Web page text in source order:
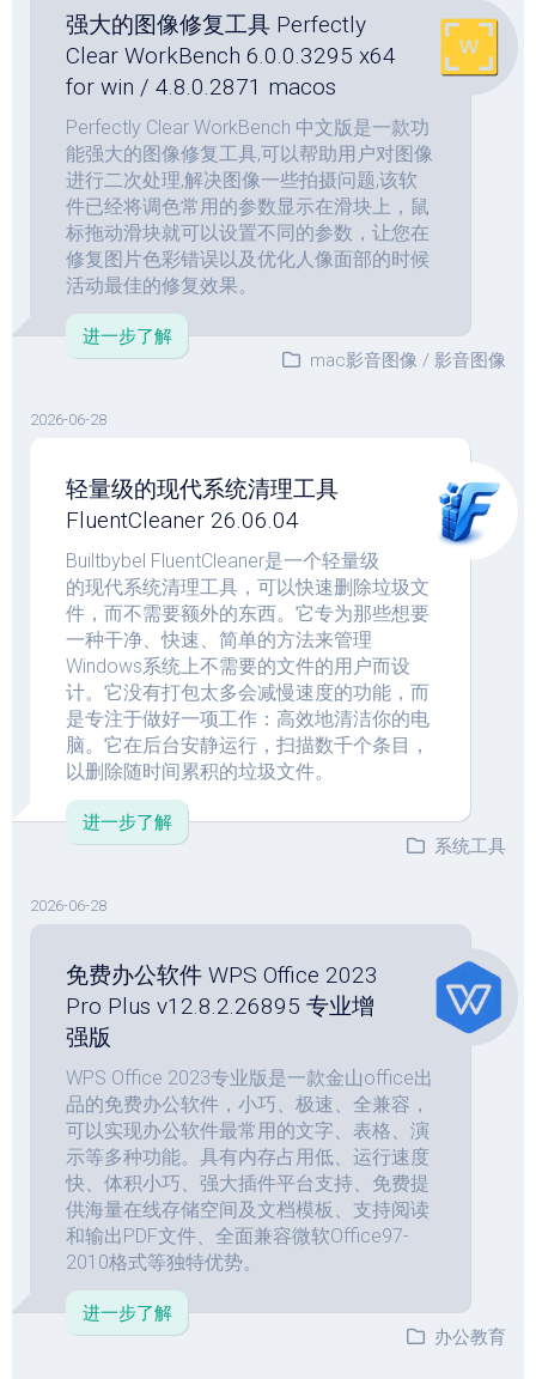
强大的图像修复工具 Perfectly
Clear WorkBench 6.0.0.3295 x64
for win / 4.8.0.2871 macos
Perfectly Clear WorkBench 中文版是一款功
能强大的图像修复工具,可以帮助用户对图像
进行二次处理,解决图像一些拍摄问题,该软
件已经将调色常用的参数显示在滑块上，鼠
标拖动滑块就可以设置不同的参数，让您在
修复图片色彩错误以及优化人像面部的时候
活动最佳的修复效果。
进一步了解
mac影音图像 / 影音图像
2026-06-28
轻量级的现代系统清理工具
FluentCleaner 26.06.04
Builtbybel FluentCleaner是一个轻量级
的现代系统清理工具，可以快速删除垃圾文
件，而不需要额外的东西。它专为那些想要
一种干净、快速、简单的方法来管理
Windows系统上不需要的文件的用户而设
计。它没有打包太多会减慢速度的功能，而
是专注于做好一项工作：高效地清洁你的电
脑。它在后台安静运行，扫描数千个条目，
以删除随时间累积的垃圾文件。
进一步了解
系统工具
2026-06-28
免费办公软件 WPS Office 2023
Pro Plus v12.8.2.26895 专业增
强版
WPS Office 2023专业版是一款金山office出
品的免费办公软件，小巧、极速、全兼容，
可以实现办公软件最常用的文字、表格、演
示等多种功能。具有内存占用低、运行速度
快、体积小巧、强大插件平台支持、免费提
供海量在线存储空间及文档模板、支持阅读
和输出PDF文件、全面兼容微软Office97-
2010格式等独特优势。
进一步了解
办公教育